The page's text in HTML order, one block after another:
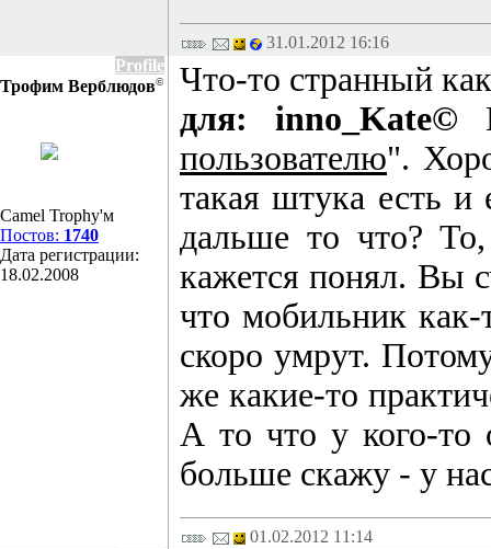
31.01.2012 16:16
Profile
Трофим Верблюдов©
Camel Trophy'м
Постов: 1740
Дата регистрации:
18.02.2008
Что-то странный
для: inno_Kate©
пользователю".
такая штука есть
дальше то что?
кажется понял. Вы
что мобильник
скоро умрут.
же какие-то
А то что у кого-то
больше скажу - у
01.02.2012 11:14